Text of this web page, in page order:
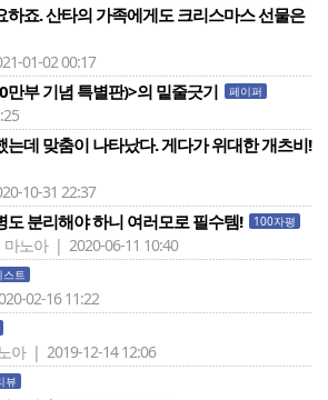
죠. 산타의 가족에게도 크리스마스 선물은
01-02 00:17
만부 기념 특별판)>의 밑줄긋기 페이퍼
는데 맞춤이 나타났다. 게다가 위대한 개츠비!
10-31 22:37
도 분리해야 하니 여러모로 필수템! 100자평
마노아 | 2020-06-11 10:40
스트
02-16 11:22
아 | 2019-12-14 12:06
뷰